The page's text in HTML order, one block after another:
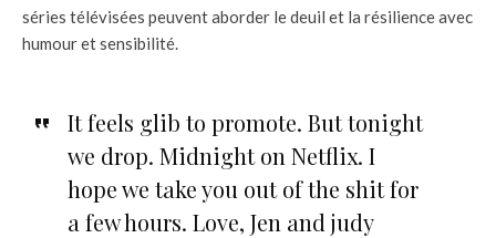
séries télévisées peuvent aborder le deuil et la résilience avec
humour et sensibilité.
It feels glib to promote. But tonight
we drop. Midnight on Netflix. I
hope we take you out of the shit for
a few hours. Love, Jen and judy